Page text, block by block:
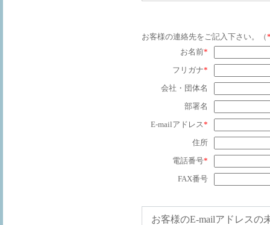
お客様の連絡先をご記入下さい。（
お名前*
フリガナ*
会社・団体名
部署名
E-mailアドレス*
住所
電話番号*
FAX番号
お客様のE-mailアドレスの